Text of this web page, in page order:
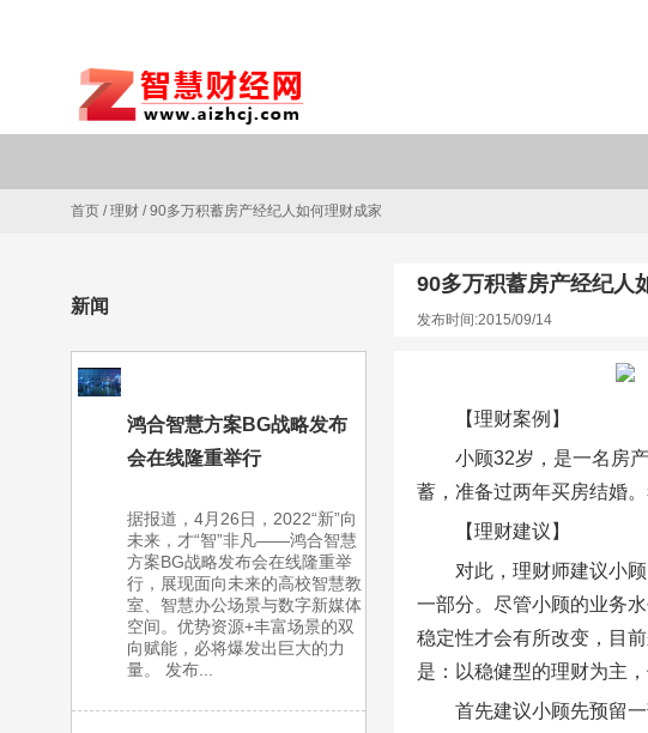
首页 /理财 /90多万积蓄房产经纪人如何理财成家
新闻
鸿合智慧方案BG战略发布
会在线隆重举行
据报道，4月26日，2022“新”向
未来，才“智”非凡——鸿合智慧
方案BG战略发布会在线隆重举
行，展现面向未来的高校智慧教
室、智慧办公场景与数字新媒体
空间。优势资源+丰富场景的双
向赋能，必将爆发出巨大的力
量。 发布...
90多万积蓄房产经纪人
发布时间:2015/09/14
【理财案例】
小顾32岁，是一名房
蓄，准备过两年买房结婚
【理财建议】
对此，理财师建议小
一部分。尽管小顾的业务
稳定性才会有所改变，目
是：以稳健型的理财为主
首先建议小顾先预留